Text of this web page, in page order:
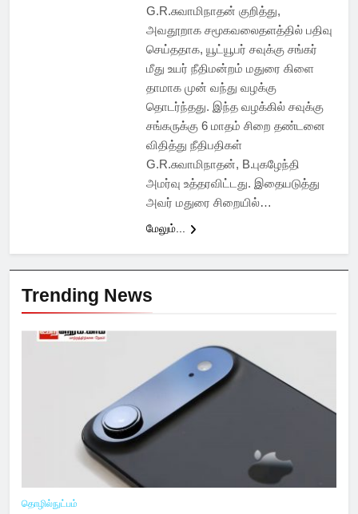
G.R.சுவாமிநாதன் குறித்து,
அவதூறாக சமூகவலைதளத்தில் பதிவு
செய்ததாக, யூட்யூபர் சவுக்கு சங்கர்
மீது உயர் நீதிமன்றம் மதுரை கிளை
தாமாக முன் வந்து வழக்கு
தொடர்ந்தது. இந்த வழக்கில் சவுக்கு
சங்கருக்கு 6 மாதம் சிறை தண்டனை
விதித்து நீதிபதிகள்
G.R.சுவாமிநாதன், B.புகழேந்தி
அமர்வு உத்தரவிட்டது. இதையடுத்து
அவர் மதுரை சிறையில்…
மேலும்...
Trending News
தொழில்நுட்பம்